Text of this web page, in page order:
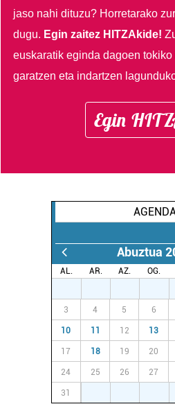
jaso nahi dituzu? Horretarako
dugu. Egin zaitez HITZAkide!
euskaratik eginda dagoen
garatzen eta indartzen
Egin
Abuztua
AL. AR. AZ. OG.
3 4 5 6
10 11 12 13
17 18 19 20
24 25 26 27
31